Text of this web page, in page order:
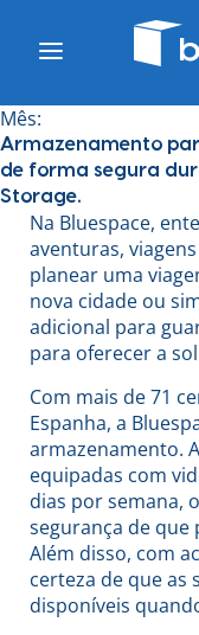
Mês:
Armazenamento
de forma segura
Storage.
Na Bluespace,
aventuras,
planear uma
nova cidade ou
adicional para
para oferecer a
Com mais de 71
Espanha, a
armazenamento.
equipadas com
dias por semana,
segurança de que
Além disso, com
certeza de que as
disponíveis